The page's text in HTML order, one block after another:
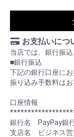
お支払いにつ
当店では、銀行振
■銀行振込
下記の銀行口座にお
振り込み手数料はお
口座情報
銀行名 PayPay銀
支店名 ビジネス営